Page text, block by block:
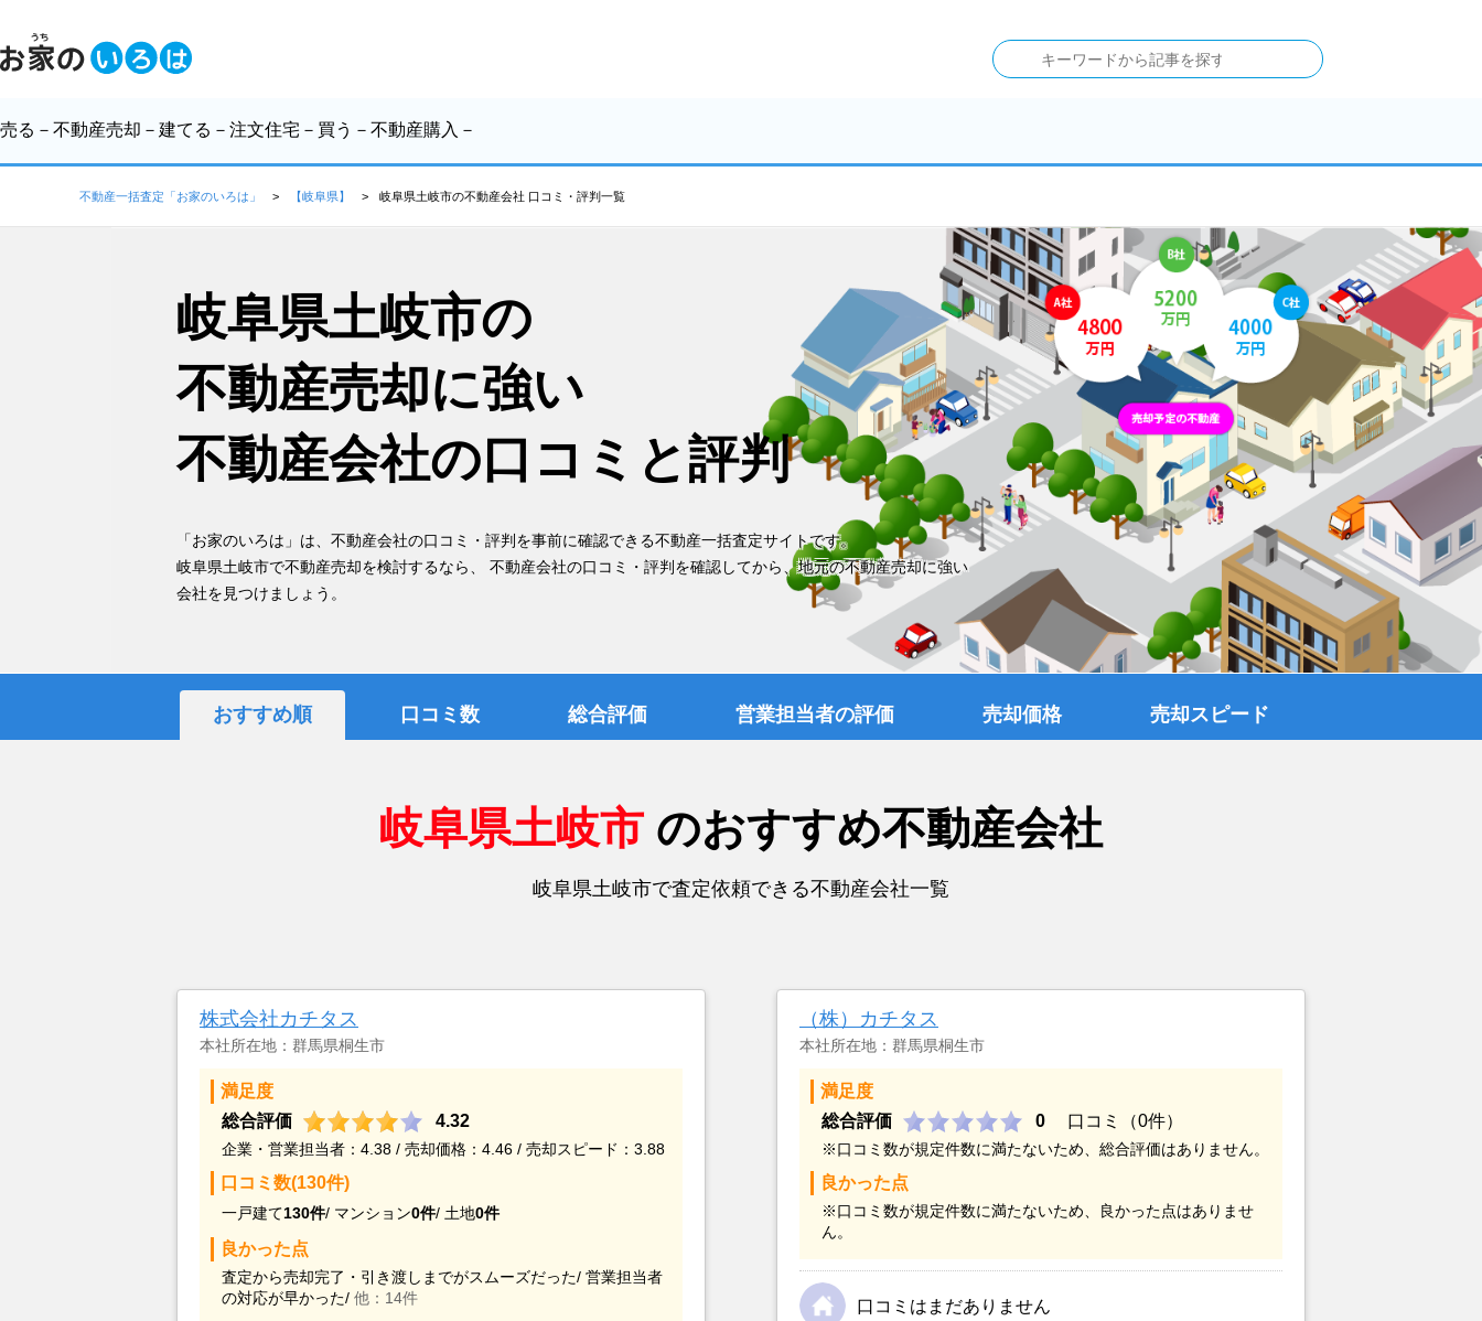
売る －不動産売却－ 建てる －注文住宅－ 買う －不動産購入－
不動産一括査定「お家のいろは」 【岐阜県】 岐阜県土岐市の不動産会社 口コミ・評判一覧
岐阜県土岐市の
不動産売却に強い
不動産会社の口コミと評判
「お家のいろは」は、不動産会社の口コミ・評判を事前に確認できる不動産一括査定サイトです。
岐阜県土岐市で不動産売却を検討するなら、 不動産会社の口コミ・評判を確認してから、地元の不動産売却に強い
会社を見つけましょう。
おすすめ順 口コミ数 総合評価 営業担当者の評価 売却価格 売却スピード
岐阜県土岐市 のおすすめ不動産会社
岐阜県土岐市で査定依頼できる不動産会社一覧
株式会社カチタス
本社所在地：群馬県桐生市
満足度
総合評価
4.32
企業・営業担当者：4.38 / 売却価格：4.46 / 売却スピード：3.88
口コミ数(130件)
一戸建て130件/ マンション0件/ 土地0件
良かった点
査定から売却完了・引き渡しまでがスムーズだった/ 営業担当者
の対応が早かった/ 他：14件
（株）カチタス
本社所在地：群馬県桐生市
満足度
総合評価
0 口コミ（0件）
※口コミ数が規定件数に満たないため、総合評価はありません。
良かった点
※口コミ数が規定件数に満たないため、良かった点はありませ
ん。
口コミはまだありません